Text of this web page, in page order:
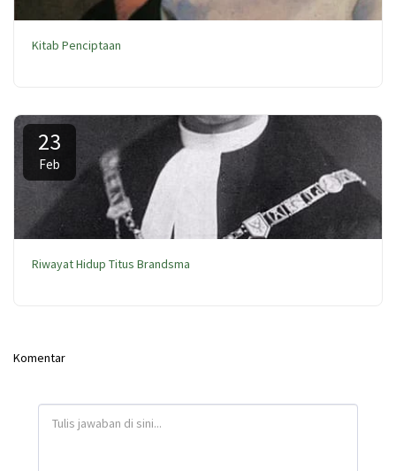
Kitab Penciptaan
23
Feb
Riwayat Hidup Titus Brandsma
Komentar